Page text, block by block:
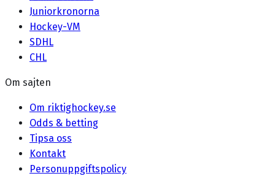
Juniorkronorna
Hockey-VM
SDHL
CHL
Om sajten
Om riktighockey.se
Odds & betting
Tipsa oss
Kontakt
Personuppgiftspolicy